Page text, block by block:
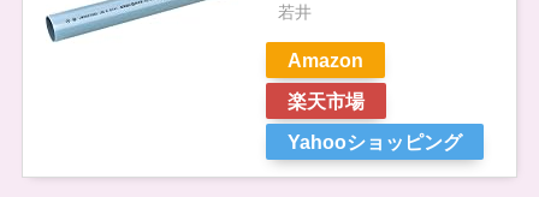
若井
Amazon
楽天市場
Yahooショッピング